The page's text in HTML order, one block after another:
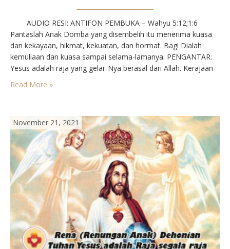
AUDIO RESI: ANTIFON PEMBUKA – Wahyu 5:12;1:6
Pantaslah Anak Domba yang disembelih itu menerima kuasa
dan kekayaan, hikmat, kekuatan, dan hormat. Bagi Dialah
kemuliaan dan kuasa sampai selama-lamanya. PENGANTAR:
Yesus adalah raja yang gelar-Nya berasal dari Allah. Kerajaan-
Nya hadir di antara jemaat-Nya mulai sekarang hingga akhir
Read More »
November 21, 2021